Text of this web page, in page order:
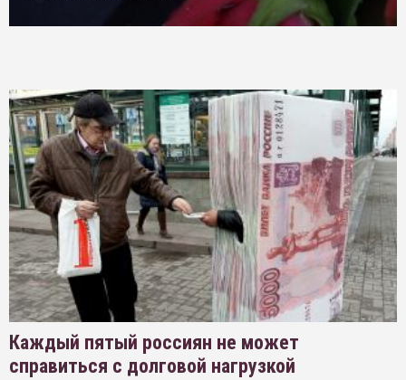
Каждый пятый россиян не может
справиться с долговой нагрузкой